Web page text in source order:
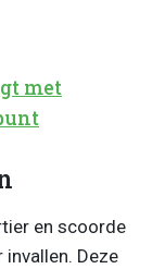
met
en scoorde
invallen. Deze